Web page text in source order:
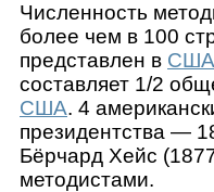
Численность
более чем в 100
представлен в США
составляет 1/2
США. 4
президентства —
Бёрчард Хейс
методистами.